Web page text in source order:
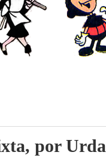
por Urda